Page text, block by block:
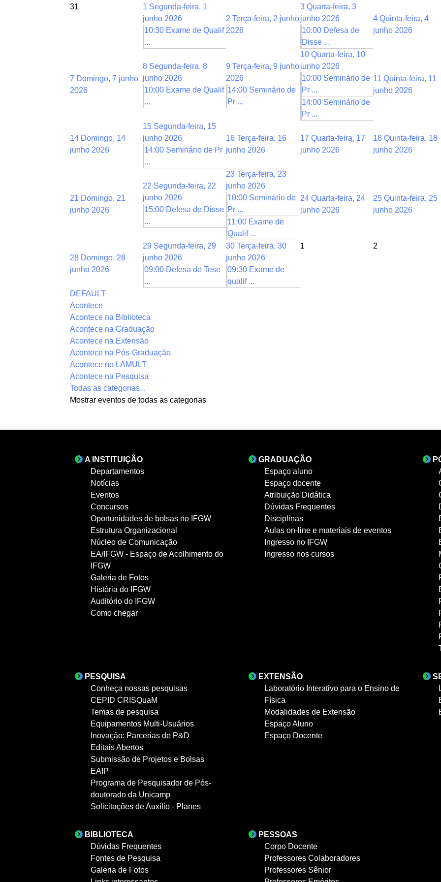
31 1 Segunda-feira, 1
junho 2026
10:30 Exame de Qualif
...
2 Terça-feira, 2 junho
2026
3 Quarta-feira, 3
junho 2026
10:00 Defesa de
Disse ...
4 Quinta-feira, 4
junho 2026
7 Domingo, 7 junho
2026
8 Segunda-feira, 8
junho 2026
10:00 Exame de Qualif
...
9 Terça-feira, 9 junho
2026
14:00 Seminário de
Pr ...
10 Quarta-feira, 10
junho 2026
10:00 Seminário de
Pr ...
14:00 Seminário de
Pr ...
11 Quinta-feira, 11
junho 2026
14 Domingo, 14
junho 2026
15 Segunda-feira, 15
junho 2026
14:00 Seminário de Pr
...
16 Terça-feira, 16
junho 2026
17 Quarta-feira, 17
junho 2026
18 Quinta-feira, 18
junho 2026
21 Domingo, 21
junho 2026
22 Segunda-feira, 22
junho 2026
15:00 Defesa de Disse
...
23 Terça-feira, 23
junho 2026
10:00 Seminário de
Pr ...
11:00 Exame de
Qualif ...
24 Quarta-feira, 24
junho 2026
25 Quinta-feira, 25
junho 2026
28 Domingo, 28
junho 2026
29 Segunda-feira, 29
junho 2026
09:00 Defesa de Tese
...
30 Terça-feira, 30
junho 2026
09:30 Exame de
qualif ...
1 2
DEFAULT
Acontece
Acontece na Biblioteca
Acontece na Graduação
Acontece na Extensão
Acontece na Pós-Graduação
Acontece no LAMULT
Acontece na Pesquisa
Todas as categorias...
Mostrar eventos de todas as categorias
A INSTITUIÇÃO
Departamentos
Notícias
Eventos
Concursos
Oportunidades de bolsas no IFGW
Estrutura Organizacional
Núcleo de Comunicação
EA/IFGW - Espaço de Acolhimento do
IFGW
Galeria de Fotos
História do IFGW
Auditório do IFGW
Como chegar
GRADUAÇÃO
Espaço aluno
Espaço docente
Atribuição Didática
Dúvidas Frequentes
Disciplinas
Aulas on-line e materiais de eventos
Ingresso no IFGW
Ingresso nos cursos
PESQUISA
Conheça nossas pesquisas
CEPID CRISQuaM
Temas de pesquisa
Equipamentos Multi-Usuários
Inovação: Parcerias de P&D
Editais Abertos
Submissão de Projetos e Bolsas
EAIP
Programa de Pesquisador de Pós-
doutorado da Unicamp
Solicitações de Auxílio - Planes
EXTENSÃO
Laboratório Interativo para o Ensino de
Física
Modalidades de Extensão
Espaço Aluno
Espaço Docente
BIBLIOTECA
Dúvidas Frequentes
Fontes de Pesquisa
Galeria de Fotos
PESSOAS
Corpo Docente
Professores Colaboradores
Professores Sênior